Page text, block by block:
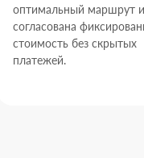
оптимальный маршрут и
согласована
стоимость без скрытых
платежей.